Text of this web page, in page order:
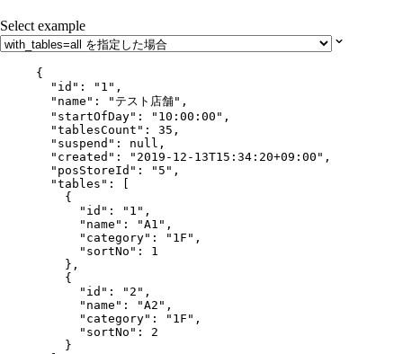
Select example
{
"id" : " 1 " ,
"name" : " テスト店舗" ,
"startOfDay" : " 10:00:00 " ,
"tablesCount" : 35 ,
"suspend" : null ,
"created" : " 2019-12-13T15:34:20+09:00 " ,
"posStoreId" : " 5 " ,
"tables" : [
{
"id" : " 1 " ,
"name" : "A1 " ,
"category" : " 1F " ,
"sortNo" : 1
},
{
"id" : " 2 " ,
"name" : "A2 " ,
"category" : " 1F " ,
"sortNo" : 2
}